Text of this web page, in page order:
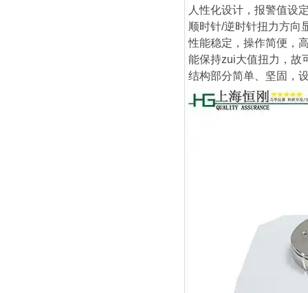
人性化设计，报警值设
顺时针/逆时针扭力方向
性能稳定，操作简便，
能保持zui大值扭力，故
结构部分简单、坚固，